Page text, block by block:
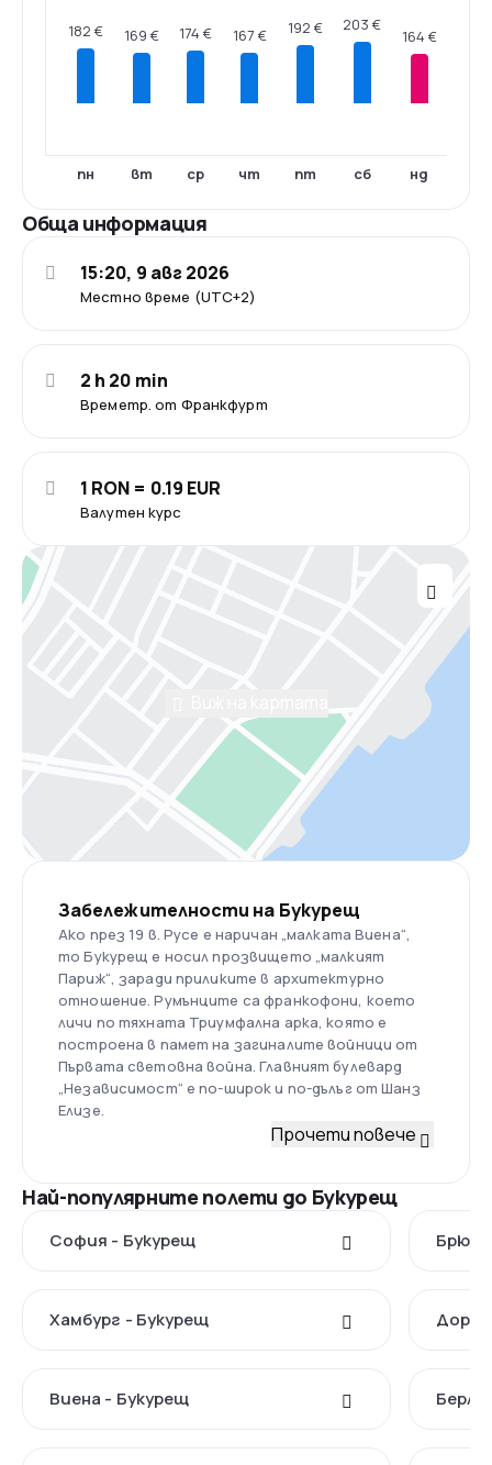
182 €
пн
169 €
вт
174 €
ср
167 €
чт
192 €
пт
203 €
сб
164 €
нд
Обща информация
Местно време (UTC+2)
15:20, 9 авг 2026
Времетр. от Франкфурт
2 h 20 min
Валутен курс
1 RON = 0.19 EUR
Забележителности на Букурещ
Ако през 19 в. Русе е наричан „малката Виена“,
то Букурещ е носил прозвището „малкият
Париж“, заради приликите в архитектурно
отношение. Румънците са франкофони, което
личи по тяхната Триумфална арка, която е
построена в памет на загиналите войници от
Първата световна война. Главният булевард
„Независимост“ е по-широк и по-дълъг от Шанз
Елизе.
Прочети повече
Най-популярните полети до Букурещ
София - Букурещ
Хамбург - Букурещ
Виена - Букурещ